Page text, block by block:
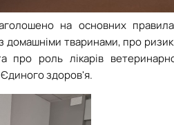
на основних
домашніми тваринами, про
про роль лікарів
здоров'я.